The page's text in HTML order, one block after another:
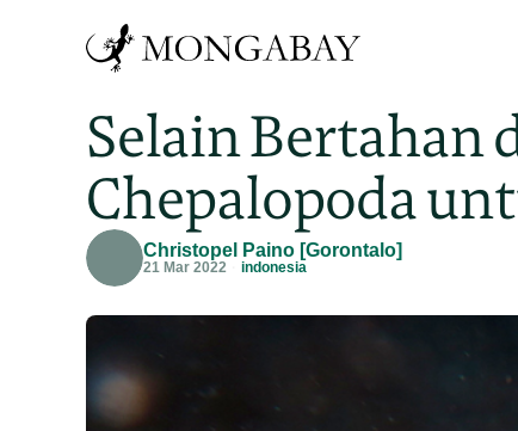
Selain Bertahan
Chepalopoda
Christopel Paino [Gorontalo]
21 Mar 2022 indonesia